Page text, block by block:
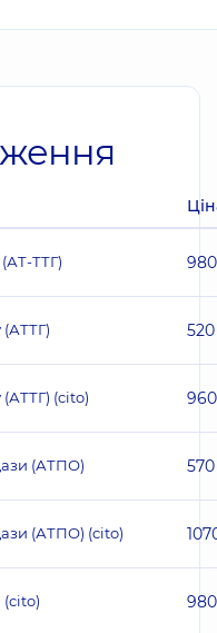
ТТГ) 980
(АТТГ) 520
(АТТГ) (cito) 960
(АТПО) 570
(АТПО) (cito)
980